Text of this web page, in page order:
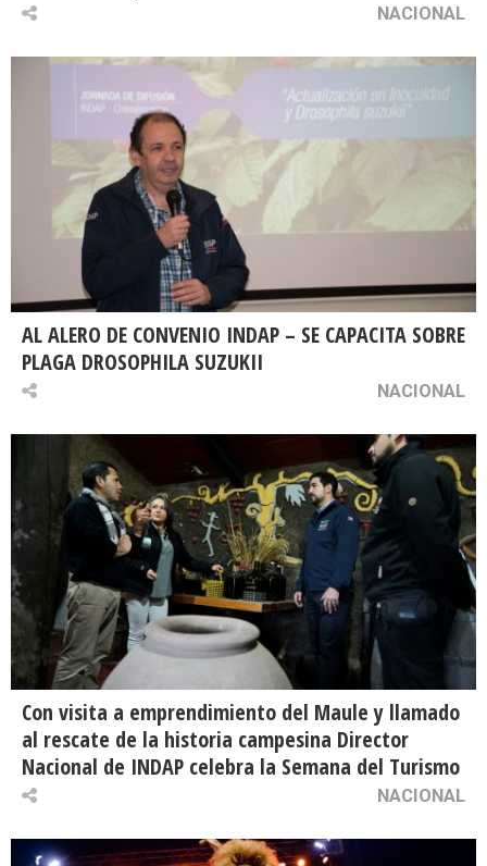
NACIONAL
AL ALERO DE CONVENIO INDAP – SE CAPACITA SOBRE
PLAGA DROSOPHILA SUZUKII
NACIONAL
Con visita a emprendimiento del Maule y llamado
al rescate de la historia campesina Director
Nacional de INDAP celebra la Semana del Turismo
NACIONAL